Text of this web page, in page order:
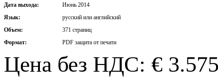
Дата выхода:
Июнь 2014
Язык:
русский или английский
Объем:
371 страниц
Формат:
PDF защита от печати
Цена без НДС: €